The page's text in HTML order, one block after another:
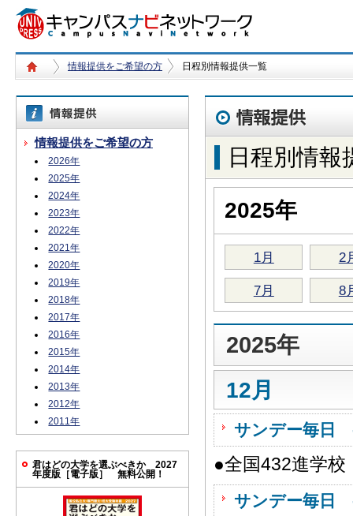
情報提供をご希望の方 日程別情報提供一覧
情報提供をご希望の方
2026年
2025年
2024年
2023年
2022年
2021年
2020年
2019年
2018年
2017年
2016年
2015年
2014年
2013年
2012年
2011年
君はどの大学を選ぶべきか 2027
年度版［電子版］ 無料公開！
日程別情報
2025年
1月 2
7月 8
2025年
12月
サンデー毎日
●全国432進学
サンデー毎日